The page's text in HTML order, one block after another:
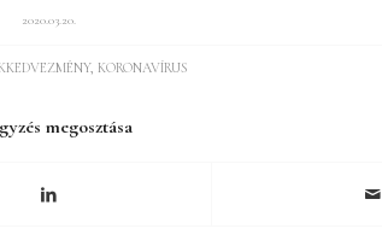
2020.03.20.
, KORONAVÍRUS
megosztása